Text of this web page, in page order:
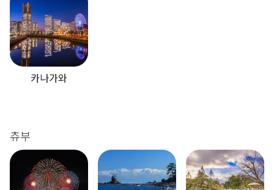
카나가와
츄부